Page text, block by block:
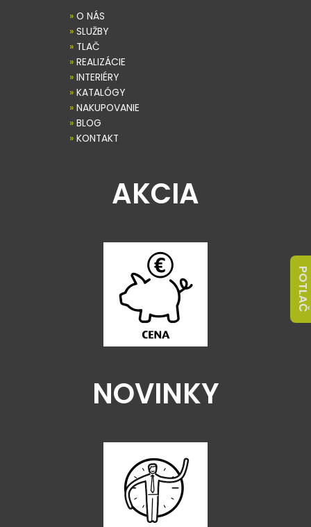
» O NÁS
» SLUŽBY
» TLAČ
» REALIZÁCIE
» INTERIÉRY
» KATALÓGY
» NAKUPOVANIE
» BLOG
» KONTAKT
AKCIA
NOVINKY
POTLAČ